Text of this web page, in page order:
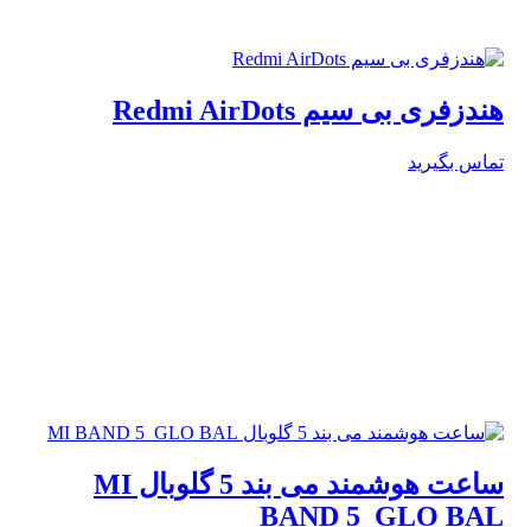
هندزفری بی سیم Redmi AirDots
تماس بگیرید
ساعت هوشمند می بند 5 گلوبال MI
BAND 5 GLO BAL